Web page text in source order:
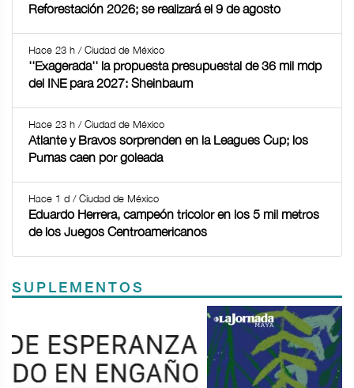
Reforestación 2026; se realizará el 9 de agosto
Hace 23 h / Ciudad de México
''Exagerada'' la propuesta presupuestal de 36 mil mdp
del INE para 2027: Sheinbaum
Hace 23 h / Ciudad de México
Atlante y Bravos sorprenden en la Leagues Cup; los
Pumas caen por goleada
Hace 1 d / Ciudad de México
Eduardo Herrera, campeón tricolor en los 5 mil metros
de los Juegos Centroamericanos
SUPLEMENTOS